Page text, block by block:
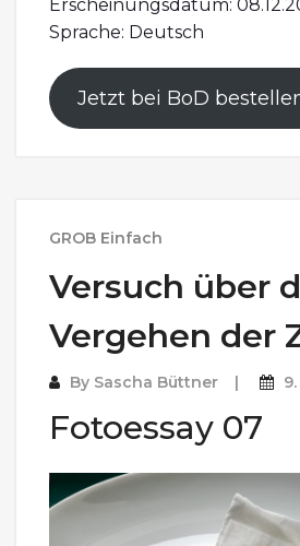
Erscheinungsdatum:
Sprache: Deutsch
Jetzt bei BoD
GROB Einfach
Versuch über
Vergehen der
By Sascha Büttner
Fotoessay 07